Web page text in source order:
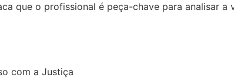
que o profissional é peça-chave para analisar a
com a Justiça